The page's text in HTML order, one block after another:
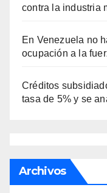
contra la industria
En Venezuela no
ocupación a la
Créditos
tasa de 5% y se
Archivos